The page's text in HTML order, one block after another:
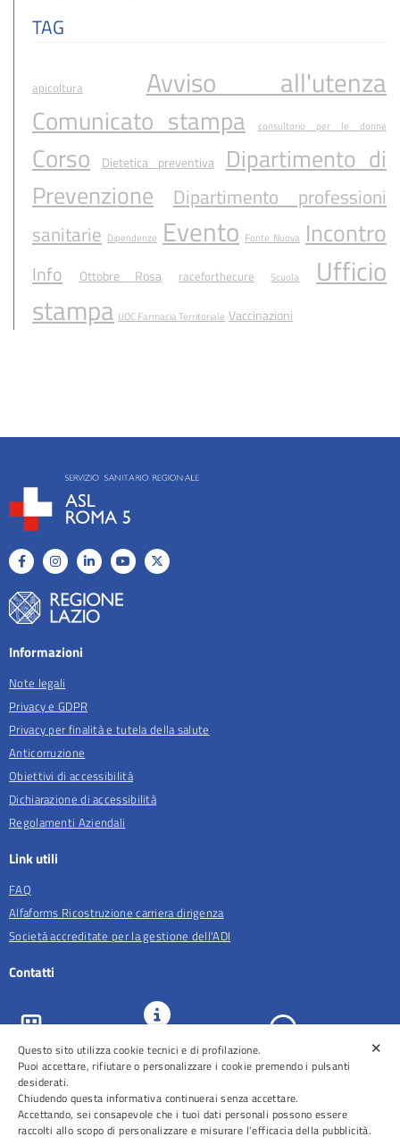
TAG
apicoltura Avviso all'utenza
Comunicato stampa consultorio per le donne
Corso Dietetica preventiva
Dipartimento di
Prevenzione
Dipartimento professioni
sanitarie Dipendenze Evento Fonte Nuova Incontro
Info Ottobre Rosa raceforthecure Scuola
Ufficio
stampa UOC Farmacia Territoriale Vaccinazioni
Informazioni
Note legali
Privacy e GDPR
Privacy per finalità e tutela della salute
Anticorruzione
Obiettivi di accessibilità
Dichiarazione di accessibilità
Regolamenti Aziendali
Link utili
FAQ
Alfaforms Ricostruzione carriera dirigenza
Società accreditate per la gestione dell'ADI
Contatti
ASL Roma 5
URP e
Comunicazione
Prenotazioni
✕
Questo sito utilizza cookie tecnici e di profilazione.
Puoi accettare, rifiutare o personalizzare i cookie premendo i pulsanti
desiderati.
Chiudendo questa informativa continuerai senza accettare.
Accettando, sei consapevole che i tuoi dati personali possono essere
raccolti allo scopo di personalizzare e misurare l'efficacia della pubblicità.